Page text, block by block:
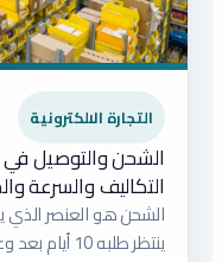
التجارة الالكترونية
الشحن والتوصيل في
التكاليف والسرعة
الشحن هو العنصر الذي
ينتظر طلبه 10 أيام بعد وعده بـ 3…